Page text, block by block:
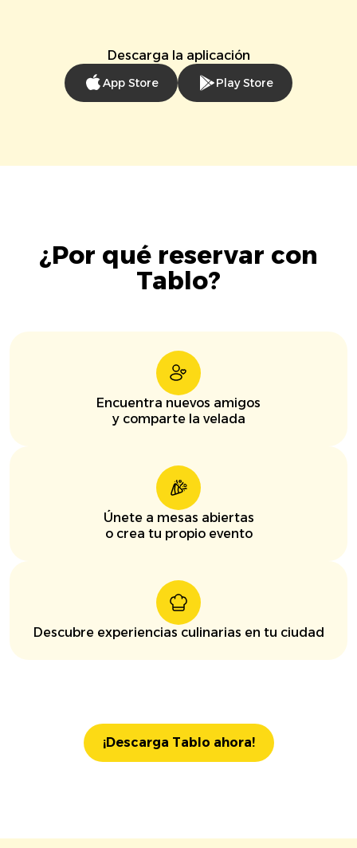
Descarga la aplicación
App Store Play Store
¿Por qué reservar con
Tablo?
Encuentra nuevos amigos
y comparte la velada
Únete a mesas abiertas
o crea tu propio evento
Descubre experiencias culinarias en tu ciudad
¡Descarga Tablo ahora!